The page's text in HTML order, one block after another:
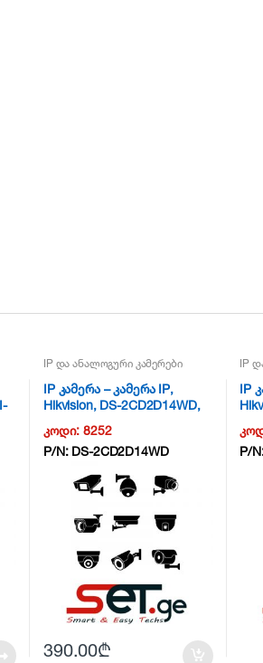
IP და ანალოგური კამერები
IP კამერა – კამერა IP,
Hikvision, DS-2CD2D14WD,
კოდი:8252
P/N: DS-2CD2D14WD
390.00₾
IP
IP
P/